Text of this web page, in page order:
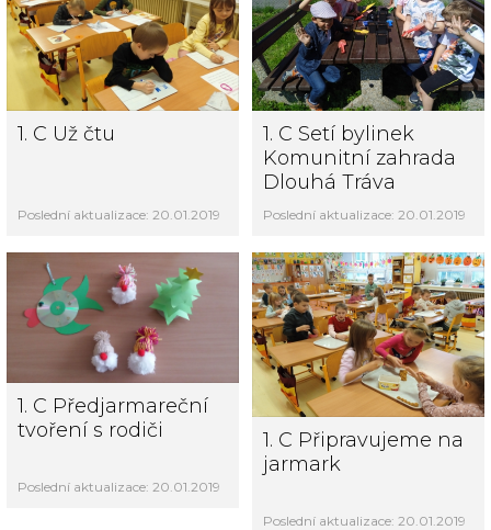
1. C Už čtu
Poslední aktualizace: 20.01.2019
1. C Setí bylinek
Komunitní zahrada
Dlouhá Tráva
Poslední aktualizace: 20.01.2019
1. C Předjarmareční
tvoření s rodiči
Poslední aktualizace: 20.01.2019
1. C Připravujeme na
jarmark
Poslední aktualizace: 20.01.2019